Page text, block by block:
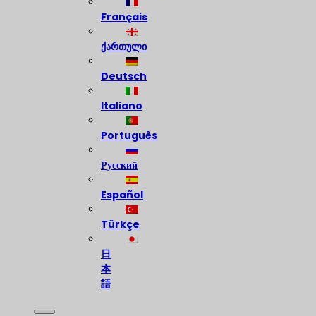
Français
ქართული
Deutsch
Italiano
Português
Русский
Español
Türkçe
日
本
語